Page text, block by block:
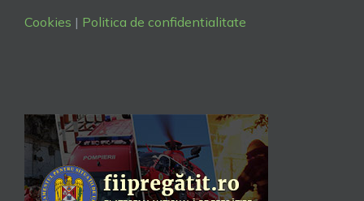
Cookies | Politica de confidentialitate